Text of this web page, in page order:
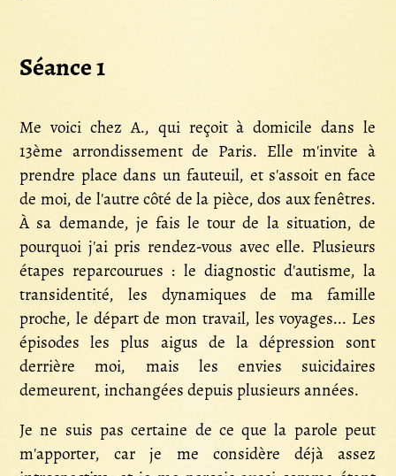
Séance 1
Me voici chez A., qui reçoit à domicile dans le
13ème arrondissement de Paris. Elle m'invite à
prendre place dans un fauteuil, et s'assoit en face
de moi, de l'autre côté de la pièce, dos aux fenêtres.
À sa demande, je fais le tour de la situation, de
pourquoi j'ai pris rendez-vous avec elle. Plusieurs
étapes reparcourues : le diagnostic d'autisme, la
transidentité, les dynamiques de ma famille
proche, le départ de mon travail, les voyages... Les
épisodes les plus aigus de la dépression sont
derrière moi, mais les envies suicidaires
demeurent, inchangées depuis plusieurs années.
Je ne suis pas certaine de ce que la parole peut
m'apporter, car je me considère déjà assez